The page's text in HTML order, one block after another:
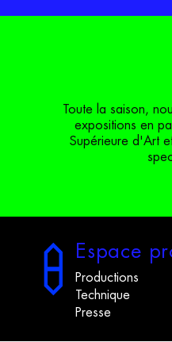
Toute la saison,
expositions en
Supérieure d'Art
Espace p
Productions
Technique
Presse